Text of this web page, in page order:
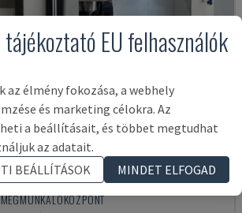
EU felhasználók
az élmény fokozása, a webhely
és marketing célokra. Az
a beállításait, és többet megtudhat
az adatait.
BEÁLLÍTÁSOK
MINDET ELFOGAD